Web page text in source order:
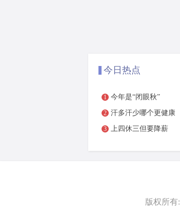
今日热点
1 今年是“闭眼秋”
2 汗多汗少哪个更健康
3 上四休三但要降薪
版权所有: